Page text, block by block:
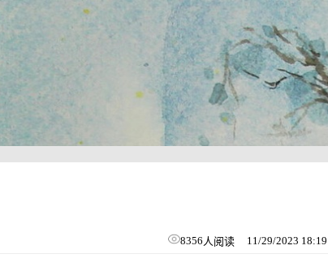
8356人阅读 11/29/2023 18:19